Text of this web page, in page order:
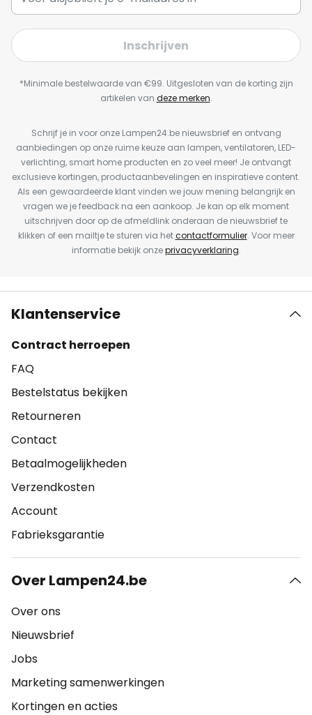
Inschrijven
*Minimale bestelwaarde van €99. Uitgesloten van de korting zijn
artikelen van deze merken.
Schrijf je in voor onze Lampen24.be nieuwsbrief en ontvang
aanbiedingen op onze ruime keuze aan lampen, ventilatoren, LED-
verlichting, smart home producten en zo veel meer! Je ontvangt
exclusieve kortingen, productaanbevelingen en inspiratieve content.
Als een gewaardeerde klant vinden we jouw mening belangrijk en
vragen we je feedback na een aankoop. Je kan op elk moment
uitschrijven door op de afmeldlink onderaan de nieuwsbrief te
klikken of een mailtje te sturen via hetcontactformulier. Voor meer
informatie bekijk onzeprivacyverklaring.
Klantenservice
Contract herroepen
FAQ
Bestelstatus bekijken
Retourneren
Contact
Betaalmogelijkheden
Verzendkosten
Account
Fabrieksgarantie
Over Lampen24.be
Over ons
Nieuwsbrief
Jobs
Marketing samenwerkingen
Kortingen en acties